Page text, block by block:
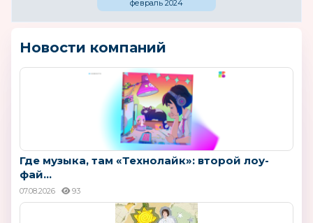
февраль 2024
Новости компаний
Где музыка, там «Технолайк»: второй лоу-
фай...
07.08.2026 93